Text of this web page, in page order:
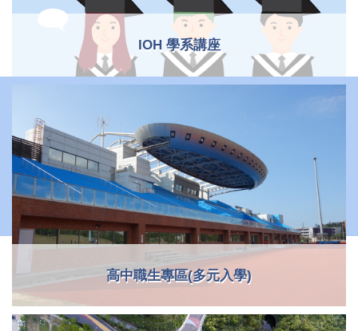
IOH 學系講座
高中職生專區(多元入學)